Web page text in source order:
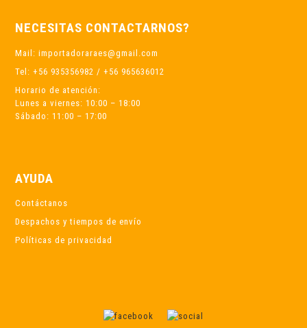
NECESITAS CONTACTARNOS?
Mail: importadoraraes@gmail.com
Tel: +56 935356982 / +56 965636012
Horario de atención:
Lunes a viernes: 10:00 – 18:00
Sábado: 11:00 – 17:00
AYUDA
Contáctanos
Despachos y tiempos de envío
Políticas de privacidad